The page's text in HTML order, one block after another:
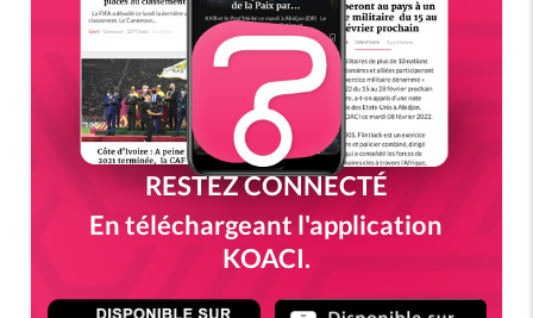
RESTEZ CONNECTÉ
En téléchargeant l'application
KOACI.